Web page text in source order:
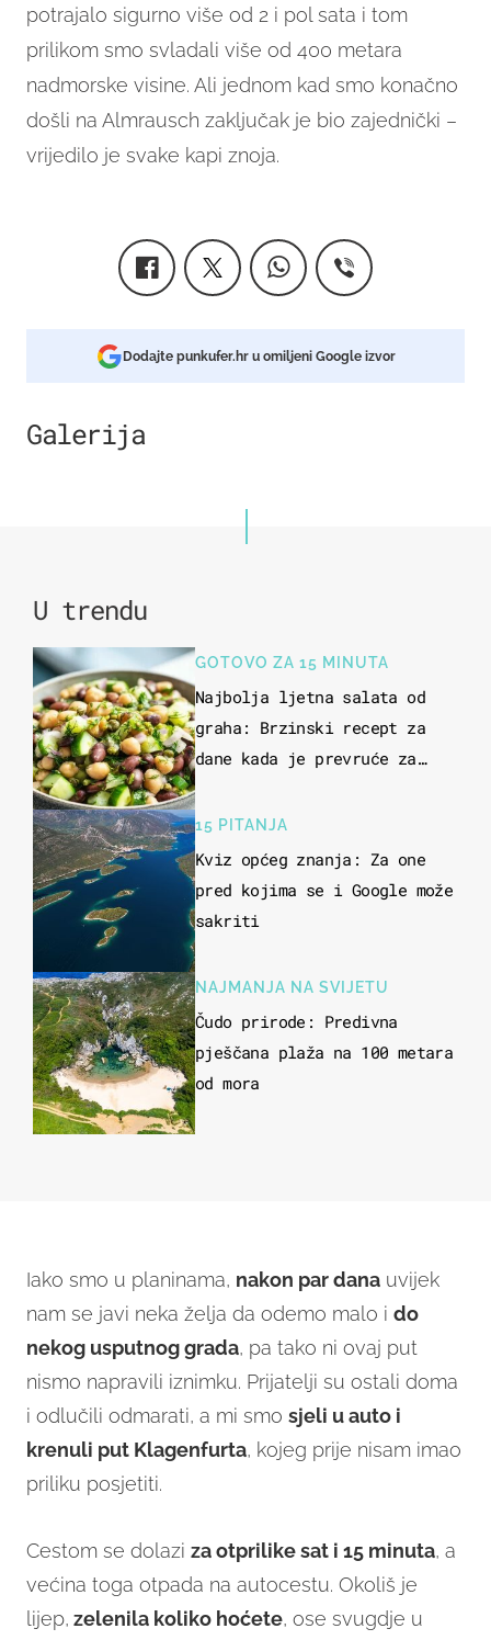
potrajalo sigurno više od 2 i pol sata i tom
prilikom smo svladali više od 400 metara
nadmorske visine. Ali jednom kad smo konačno
došli na Almrausch zaključak je bio zajednički –
vrijedilo je svake kapi znoja.
Dodajte punkufer.hr u omiljeni Google izvor
Galerija
U trendu
GOTOVO ZA 15 MINUTA
Najbolja ljetna salata od
graha: Brzinski recept za
dane kada je prevruće za
15 PITANJA
Kviz općeg znanja: Za one
pred kojima se i Google može
sakriti
NAJMANJA NA SVIJETU
Čudo prirode: Predivna
pješčana plaža na 100 metara
od mora
Iako smo u planinama, nakon par dana uvijek
nam se javi neka želja da odemo malo i do
nekog usputnog grada, pa tako ni ovaj put
nismo napravili iznimku. Prijatelji su ostali doma
i odlučili odmarati, a mi smo sjeli u auto i
krenuli put Klagenfurta, kojeg prije nisam imao
priliku posjetiti.
Cestom se dolazi za otprilike sat i 15 minuta, a
većina toga otpada na autocestu. Okoliš je
lijep, zelenila koliko hoćete, ose svugdje u